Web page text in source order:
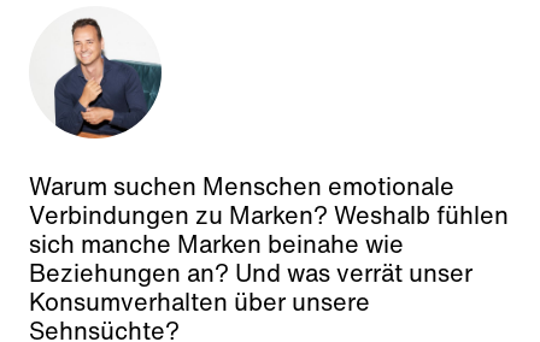
Warum suchen Menschen emotionale
Verbindungen zu Marken? Weshalb fühlen
sich manche Marken beinahe wie
Beziehungen an? Und was verrät unser
Konsumverhalten über unsere
Sehnsüchte?